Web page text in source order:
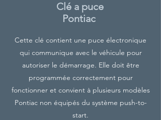
Clé a puce
Pontiac
Cette clé contient une puce électronique
qui communique avec le véhicule pour
autoriser le démarrage. Elle doit être
programmée correctement pour
fonctionner et convient à plusieurs modèles
Pontiac non équipés du système push-to-
start.